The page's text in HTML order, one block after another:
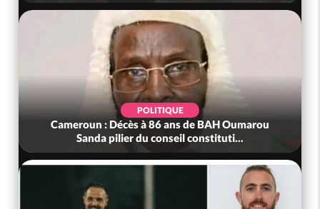
POLITIQUE
Cameroun : Décès à 86 ans de BAH Oumarou
Sanda pilier du conseil constituti...